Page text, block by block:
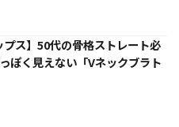
プス】50代の骨格ストレート必
ぽく見えない「Vネックブラト